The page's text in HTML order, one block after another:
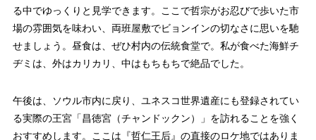
る中でゆっくりと見学できます。ここで哲宗がお忍びで歩いた市
場の雰囲気を味わい、両班屋敷でビョンインの切なさに思いを馳
せましょう。昼食は、ぜひ村内の伝統食堂で。私が食べた海鮮チ
ヂミは、外はカリカリ、中はもちもちで絶品でした。
午後は、ソウル市内に戻り、ユネスコ世界遺産にも登録されてい
る実際の王宮「昌徳宮（チャンドックン）」を訪れることを強く
おすすめします。ここは『哲仁王后』の直接のロケ地ではありま